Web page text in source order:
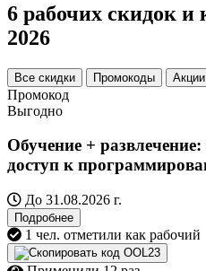
6 рабочих скидок и
2026
Все скидки Промокоды
Промокод
Выгодно
Обучение +
доступ к
До 31.08.2026 г.
Подробнее
1 чел. отметили как рабочий
OOL23